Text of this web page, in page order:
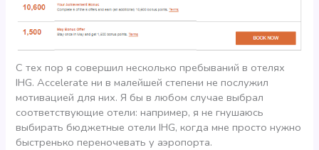
С тех пор я совершил несколько пребываний в отелях
IHG. Accelerate ни в малейшей степени не послужил
мотивацией для них. Я бы в любом случае выбрал
соответствующие отели: например, я не гнушаюсь
выбирать бюджетные отели IHG, когда мне просто нужно
быстренько переночевать у аэропорта.